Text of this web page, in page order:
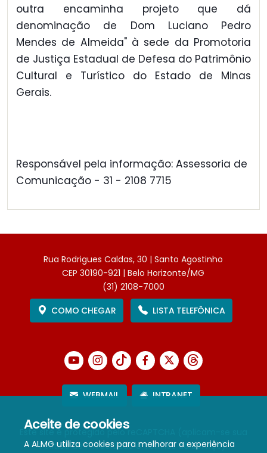
Aceite de cookies
A ALMG utiliza cookies para melhorar a experiência
outra encaminha projeto que dá
denominação de Dom Luciano Pedro
Mendes de Almeida" à sede da Promotoria
de Justiça Estadual de Defesa do Patrimônio
Cultural e Turístico do Estado de Minas
Gerais.
Responsável pela informação: Assessoria de
Comunicação - 31 - 2108 7715
Rua Rodrigues Caldas, 30 | Santo Agostinho
CEP 30190-921 | Belo Horizonte/MG
(31) 2108-7000
COMO CHEGAR
LISTA TELEFÔNICA
WEBMAIL INTRANET
Este site é protegido pelo reCAPTCHA (aplicam-se sua
Política de PrivacidadeeTermos de Serviço).